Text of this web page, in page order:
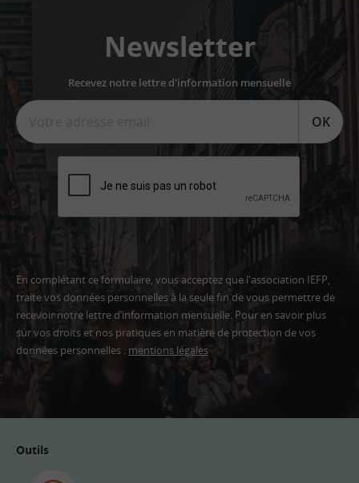
Newsletter
Recevez notre lettre d'information mensuelle
OK
En complétant ce formulaire, vous acceptez que l'association IEFP,
traite vos données personnelles à la seule fin de vous permettre de
recevoir notre lettre d’information mensuelle. Pour en savoir plus
sur vos droits et nos pratiques en matière de protection de vos
données personnelles : mentions légales
Outils